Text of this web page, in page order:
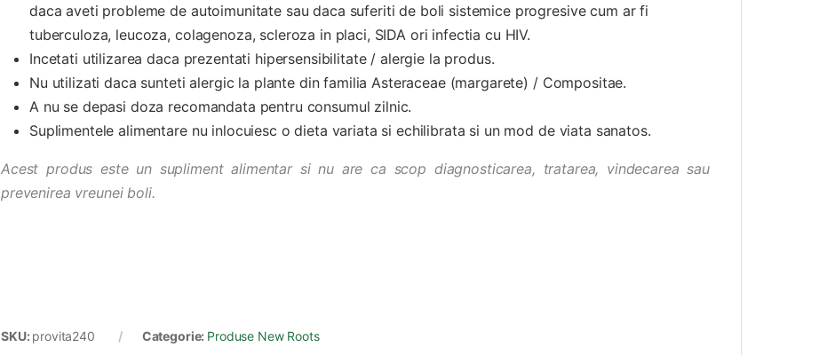
daca aveti probleme de autoimunitate sau daca suferiti de boli sistemice progresive cum ar fi
tuberculoza, leucoza, colagenoza, scleroza in placi, SIDA ori infectia cu HIV.
Incetati utilizarea daca prezentati hipersensibilitate / alergie la produs.
Nu utilizati daca sunteti alergic la plante din familia Asteraceae (margarete) / Compositae.
A nu se depasi doza recomandata pentru consumul zilnic.
Suplimentele alimentare nu inlocuiesc o dieta variata si echilibrata si un mod de viata sanatos.
Acest produs este un supliment alimentar si nu are ca scop diagnosticarea, tratarea, vindecarea sau
prevenirea vreunei boli.
SKU: provita240 Categorie: Produse New Roots